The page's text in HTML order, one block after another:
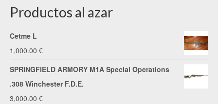
Productos al azar
Cetme L
1,000.00 €
SPRINGFIELD ARMORY M1A Special Operations
.308 Winchester F.D.E.
3,000.00 €